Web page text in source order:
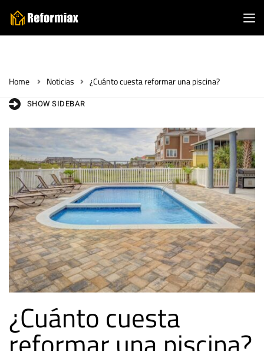
Home Noticias ¿Cuánto cuesta reformar una piscina?
SHOW SIDEBAR
¿Cuánto cuesta